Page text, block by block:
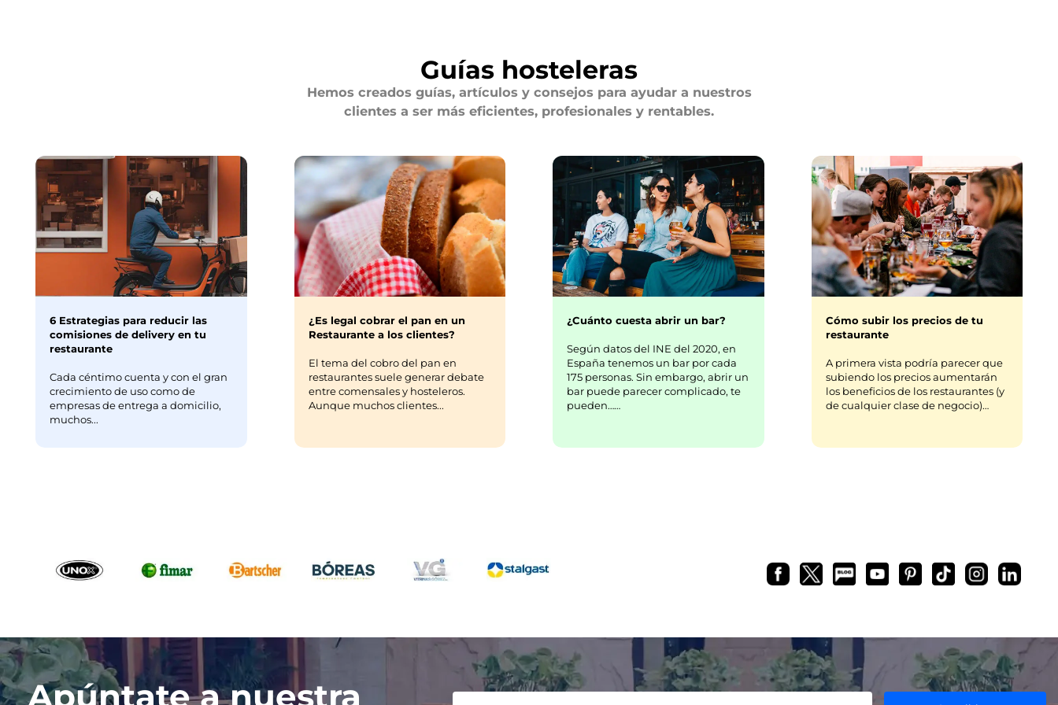
Guías hosteleras
Hemos creados guías, artículos y consejos para ayudar a nuestros
clientes a ser más eficientes, profesionales y rentables.
6 Estrategias para reducir las
comisiones de delivery en tu
restaurante
Cada céntimo cuenta y con el gran
crecimiento de uso como de
empresas de entrega a domicilio,
muchos...
¿Es legal cobrar el pan en un
Restaurante a los clientes?
El tema del cobro del pan en
restaurantes suele generar debate
entre comensales y hosteleros.
Aunque muchos clientes...
¿Cuánto cuesta abrir un bar?
Según datos del INE del 2020, en
España tenemos un bar por cada
175 personas. Sin embargo, abrir un
bar puede parecer complicado, te
pueden……
Cómo subir los precios de tu
restaurante
A primera vista podría parecer que
subiendo los precios aumentarán
los beneficios de los restaurantes (y
de cualquier clase de negocio)…
Apúntate a nuestra